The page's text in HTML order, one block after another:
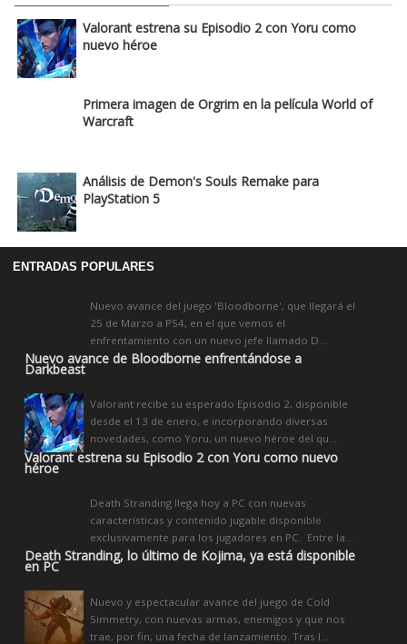
Valorant estrena su Episodio 2 con Yoru como
nuevo héroe
Primera imagen de Orgrim en la película World of
Warcraft
Análisis de Demon's Souls Remake para
PlayStation 5
ENTRADAS POPULARES
Nuevo avance de Bloodborne enfrentándose a
Darkbeast
Nuevo avance del juego 'Bloodborne', que llegará el
25 de Marzo a PS4, en el que vemos el
enfrentamiento con un nuevo jefe llamado D...
Valorant estrena su Episodio 2 con Yoru como nuevo
héroe
Valorant recibe su esperado Episodio 2, disponible
desde el 13 de enero, e incorporando diversas
novedades, como Yoru, un nuevo héroe del qu...
Death Stranding, lo último de Kojima, ya está disponible
en PC
Death Stranding llega hoy a PC con nuevas
características y contenido jugable disponible
exclusivamente para los jugadores en PC. Entre la...
Nuevo y espectacular avance del juego de Cold
Simmetry, con nuevas armas, enemigos y que nos
trae, por fin, una fecha de lanzamiento. Tras l...